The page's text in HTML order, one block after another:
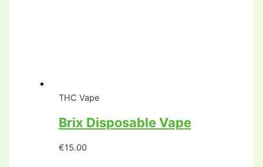
THC Vape
Brix Disposable Vape
€15.00